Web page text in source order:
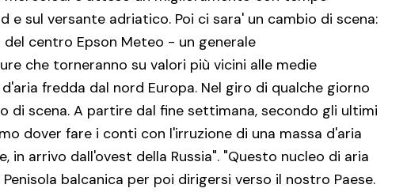
e sul versante adriatico. Poi ci sara' un cambio di scena:
centro Epson Meteo - un generale
che torneranno su valori più vicini alle medie
fredda dal nord Europa. Nel giro di qualche giorno
di scena. A partire dal fine settimana, secondo gli ultimi
dover fare i conti con l'irruzione di una massa d'aria
in arrivo dall'ovest della Russia". "Questo nucleo di aria
balcanica per poi dirigersi verso il nostro Paese.